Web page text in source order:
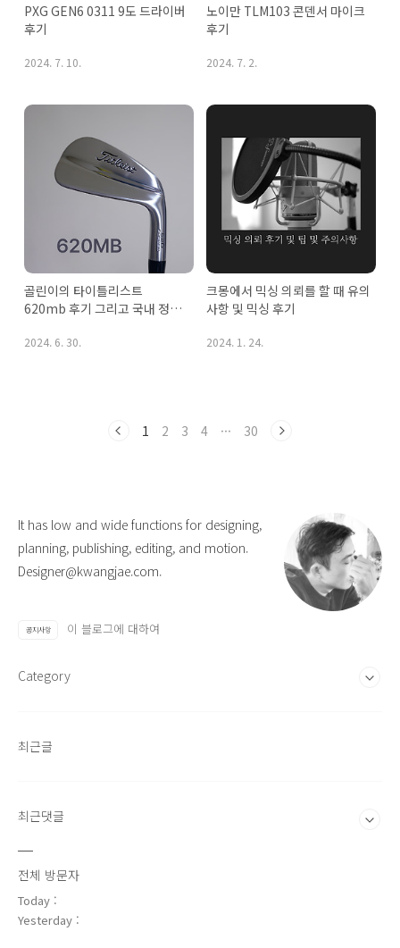
PXG GEN6 0311 9도 드라이버
후기
2024. 7. 10.
노이만 TLM103 콘덴서 마이크
후기
2024. 7. 2.
골린이의 타이틀리스트
620mb 후기 그리고 국내 정품
2024. 6. 30.
크몽에서 믹싱 의뢰를 할 때 유의
사항 및 믹싱 후기
2024. 1. 24.
1 2 3 4 ··· 30
It has low and wide functions for designing,
planning, publishing, editing, and motion.
Designer@kwangjae.com.
공지사항 이 블로그에 대하여
Category
최근글
최근댓글
전체 방문자
Today :
Yesterday :